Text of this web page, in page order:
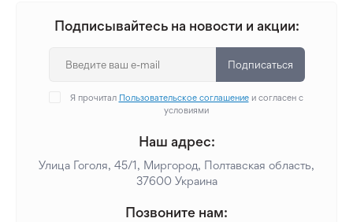
Подписывайтесь на новости и акции:
Подписаться
Я прочитал Пользовательское соглашениеи согласен с
условиями
Наш адрес:
Улица Гоголя, 45/1, Миргород, Полтавская область,
37600 Украина
Позвоните нам: